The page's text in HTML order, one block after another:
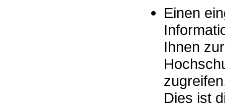
Einen
Ihnen
Dies ist